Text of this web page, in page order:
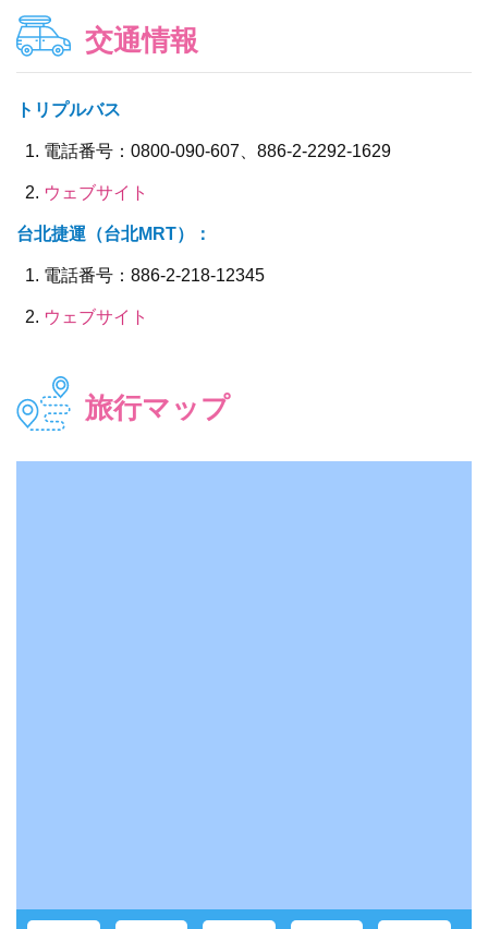
交通情報
トリプルバス
電話番号：0800-090-607、886-2-2292-1629
ウェブサイト
台北捷運（台北MRT）：
電話番号：886-2-218-12345
ウェブサイト
旅行マップ